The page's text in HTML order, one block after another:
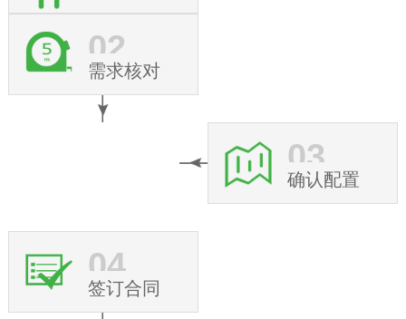
02
需求核对
03
确认配置
04
签订合同